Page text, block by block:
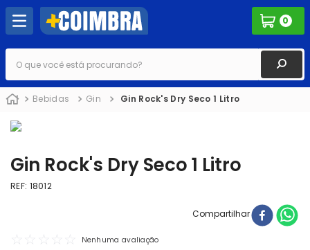
0
O que você está procurando?
Bebidas Gin Gin Rock's Dry Seco 1 Litro
Gin Rock's Dry Seco 1 Litro
REF: 18012
Compartilhar
☆ ☆ ☆ ☆ ☆ Nenhuma avaliação